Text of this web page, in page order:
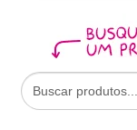
Search
for: